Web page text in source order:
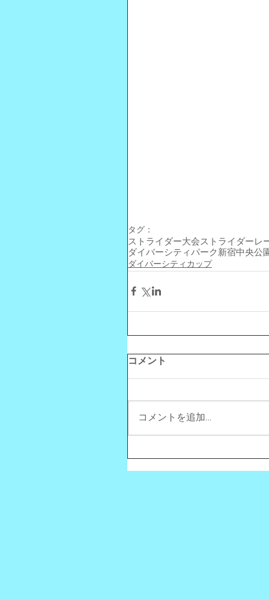
タグ：
ストライダー大会ストライダーレ
ダイバーシティパーク新宿中央公
ダイバーシティカップ
コメント
コメントを追加…